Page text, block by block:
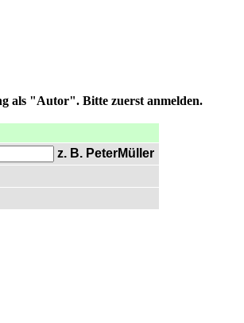
als "Autor". Bitte zuerst anmelden.
z. B. PeterMüller